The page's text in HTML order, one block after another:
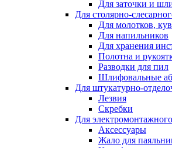
Для заточки и
Для столярно-
Для молотков,
Для напильников
Для хранения
Полотна и
Разводки для пил
Шлифовальные
Для штукатурно-
Лезвия
Скребки
Для
Аксессуары
Жало для